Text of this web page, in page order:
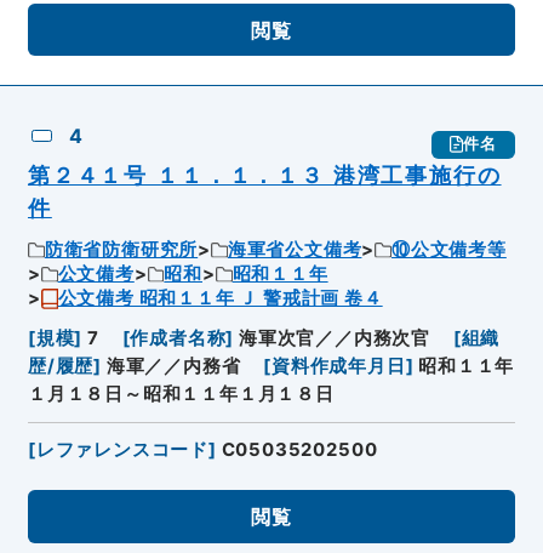
閲覧
4 件名
第２４１号 １１．１．１３ 港湾工事施行の
件
防衛省防衛研究所 海軍省公文備考
⑩公文備考等
公文備考
昭和
昭和１１年
公文備考 昭和１１年 Ｊ 警戒計画 卷４
[規模] 7 [作成者名称] 海軍次官／／内務次官 [組織
歴/履歴] 海軍／／内務省 [資料作成年月日 ] 昭和１１年
１月１８日～昭和１１年１月１８日
[レファレンスコード] C05035202500
閲覧